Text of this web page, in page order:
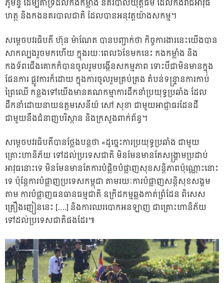
ភូមិន្ទ ដើម្បីគាំទ្រដល់កងកម្លាំង នគរបាលយុត្តិធម៌ ដែលកងរាជអាវុធ
ហត្ថ និងកងនគរបាលជាតិ ដែលបានអនុវត្តយ៉ាងសកម្ម។
សម្ដេចបវរធិបតី ហ៊ុន ម៉ាណែត បានបញ្ជាក់ថា កិច្ចការងារនេះយើងបាន
សាកល្បងរួចមកហើយ ក្នុងរយៈពេល៦ខែមកនេះ កងកម្លាំង និង
កងទ័ពជើងគោកក៏បានចូលរួមបង្កើនសកម្មភាព ទោះបីជាមិនមានក្នុង
ផែនការ ផ្លូវការក៏ដោយ ក្នុងការចូលរួមគ្រប់គ្រង តំបន់ទន្រ្ទានការកាប់
ព្រៃឈើ កន្លងទៅយើងមានគណកម្មាការដឹកនាំប្រយុទ្ធប្រឆាំង ដែល
ដឹកនាំដោយនាយឧត្តមសេនីយ៍ សៅ សុខា ជាមួយអាជ្ញាធរដែនដី
ជាមួយនឹងជំនាញបរិស្ថាន និងក្រសួងពាក់ព័ន្ធ។
សម្ដេចបវរធិបតីបានថ្លែងបន្ដថា «ដូច្នេះការប្រយុទ្ធប្រឆាំង ជាមួយ
គ្រោះហានិភ័យ ទៅដល់ប្រទេសជាតិ មិនមែនមានតែសង្គ្រាមប្រដាប់
អាវុធនោះទេ មិនមែនមានតែការបំផ្លិចបំផ្លាញសុខសន្ដិភាពប៉ុណ្ណោះនោះ
ទេ ប៉ុន្ដែការបំផ្លាញប្រទេសកម្ពុជា តាមរយៈការបំផ្លាញសន្ដិសុខសង្គម
តាម ការបំផ្លាញធនធានធម្មជាតិ ឧក្រិដកម្មឆ្លងកាត់ព្រំដែន ពិសេស
គ្រឿងញៀននេះ […..] និងការឈរបោកអនឡាញ ជាគ្រោះហានិភ័យ
ទៅដល់ប្រទេសជាតិផងដែរ៕